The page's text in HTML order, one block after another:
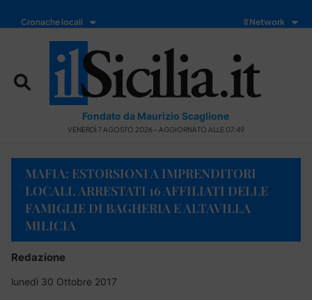
Cronache locali Il Network
Fondato da Maurizio Scaglione
VENERDÌ 7 AGOSTO 2026 - AGGIORNATO ALLE 07:49
MAFIA: ESTORSIONI A IMPRENDITORI
LOCALI. ARRESTATI 16 AFFILIATI DELLE
FAMIGLIE DI BAGHERIA E ALTAVILLA
MILICIA
Redazione
lunedì 30 Ottobre 2017